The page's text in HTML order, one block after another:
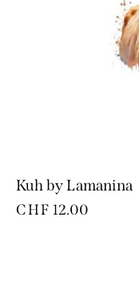
Kuh by Lamanina
CHF 12.00